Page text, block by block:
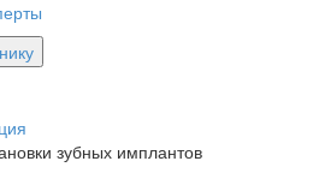
зубных имплантов